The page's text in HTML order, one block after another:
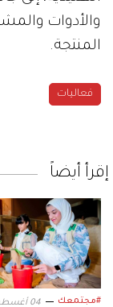
والأدوات
المنتجة.
فعاليات
إقرأ أيضاً
#مجتمعك 04 أغسطس